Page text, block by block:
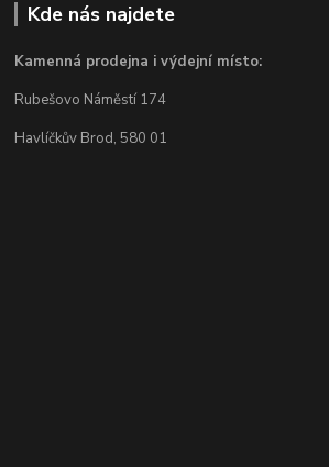
Kde nás najdete
Kamenná prodejna i výdejní místo:
Rubešovo Náměstí 174
Havlíčkův Brod, 580 01